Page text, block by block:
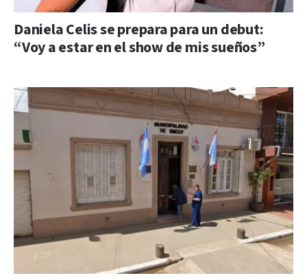
Daniela Celis se prepara para un debut:
“Voy a estar en el show de mis sueños”